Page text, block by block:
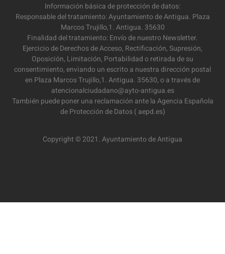
Información básica de protección de datos:
Responsable del tratamiento: Ayuntamiento de Antigua. Plaza
Marcos Trujillo,1. Antigua. 35630
Finalidad del tratamiento: Envío de nuestro Newsletter.
Ejercicio de Derechos de Acceso, Rectificación, Supresión,
Oposición, Limitación, Portabilidad o retirada de su
consentimiento, enviando un escrito a nuestra dirección postal
en Plaza Marcos Trujillo,1. Antigua. 35630, o a través de
atencionalciudadano@ayto-antigua.es
También puede poner una reclamación ante la Agencia Española
de Protección de Datos ( aepd.es)
Copyright © 2021. Ayuntamiento de Antigua